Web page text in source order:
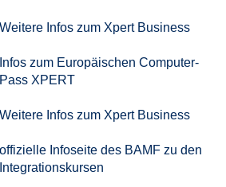
Weitere Infos zum Xpert Business
Infos zum Europäischen Computer-
Pass XPERT
Weitere Infos zum Xpert Business
offizielle Infoseite des BAMF zu den
Integrationskursen